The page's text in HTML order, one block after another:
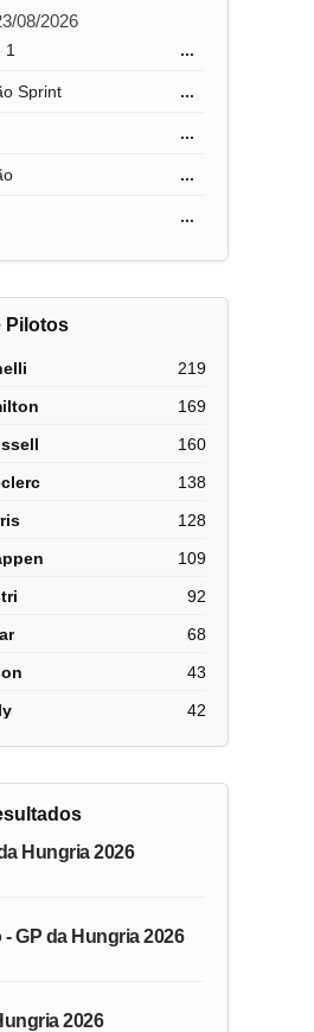
08/2026
...
Sprint ...
...
...
...
Pilotos
219
169
160
138
128
109
92
68
43
42
Hungria 2026
GP da Hungria 2026
2026